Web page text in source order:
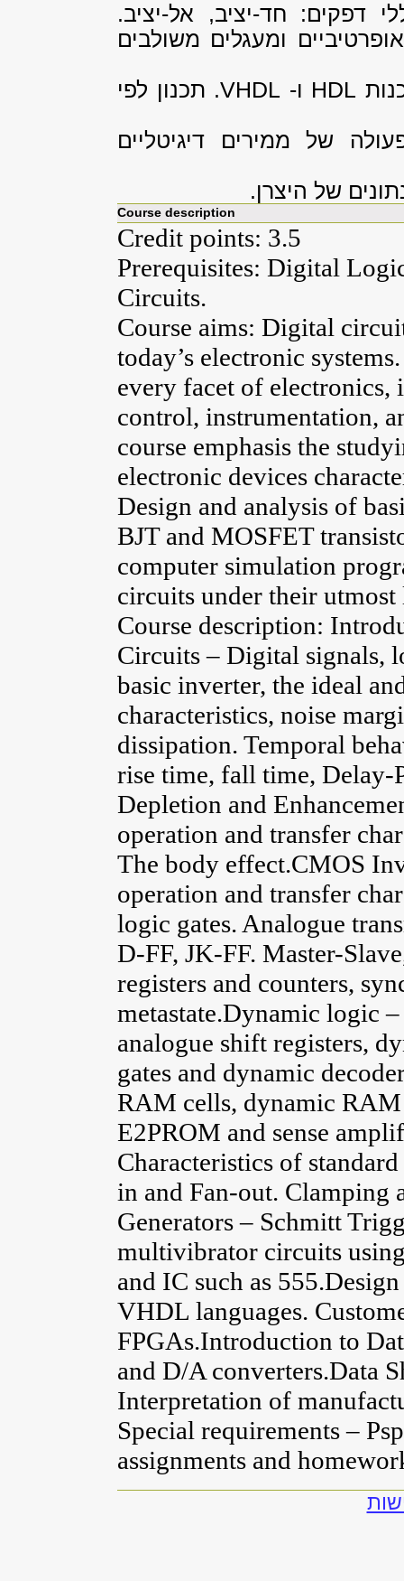
דפקים: חד-יציב, אל-יציב.
ומעגלים משולבים
HDL ו- VHDL. תכנון לפי
של ממירים דיגיטליים
של היצרן.
Course description
Credit points: 3.5
Prerequisites: Digital
Circuits.
Course aims: Digital
today’s electronic
every facet of
control, instrumentation,
course emphasis the
electronic devices
Design and analysis of
BJT and MOSFET
computer simulation
circuits under their
Course description:
Circuits – Digital signals,
basic inverter, the ideal
characteristics, noise
dissipation. Temporal
rise time, fall time,
Depletion and
operation and transfer
The body effect.CMOS
operation and transfer
logic gates. Analogue
D-FF, JK-FF. Master-
registers and counters,
metastate.Dynamic logic
analogue shift registers,
gates and dynamic
RAM cells, dynamic
E2PROM and sense
Characteristics of
in and Fan-out.
Generators – Schmitt
multivibrator circuits
and IC such as
VHDL languages.
FPGAs.Introduction to
and D/A converters.Data
Interpretation of
Special requirements –
assignments and